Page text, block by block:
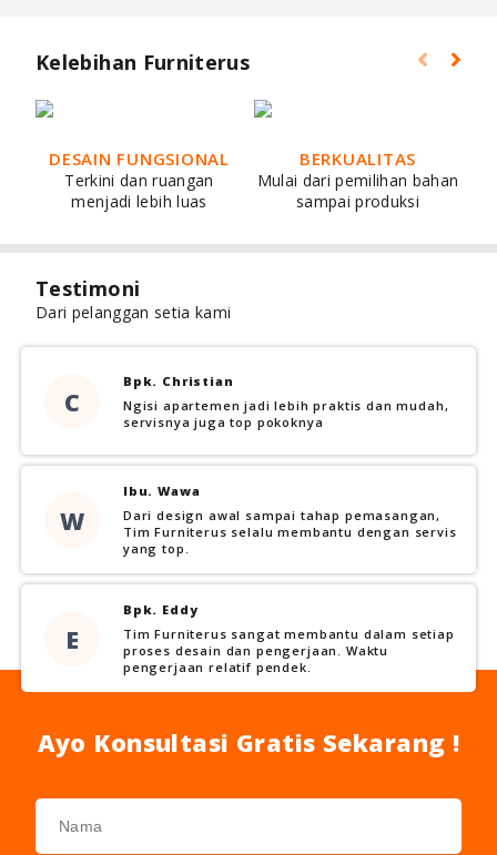
Kelebihan Furniterus
DESAIN FUNGSIONAL
Terkini dan ruangan
menjadi lebih luas
BERKUALITAS
Mulai dari pemilihan bahan
sampai produksi
Testimoni
Dari pelanggan setia kami
C
Bpk. Christian
Ngisi apartemen jadi lebih praktis dan mudah,
servisnya juga top pokoknya
W
Ibu. Wawa
Dari design awal sampai tahap pemasangan,
Tim Furniterus selalu membantu dengan servis
yang top.
E
Bpk. Eddy
Tim Furniterus sangat membantu dalam setiap
proses desain dan pengerjaan. Waktu
pengerjaan relatif pendek.
Ayo Konsultasi Gratis Sekarang !